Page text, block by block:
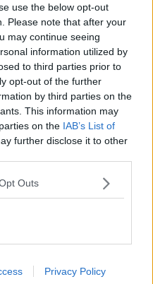
use the below opt-out
Please note that after your
may continue seeing
information utilized by
to third parties prior to
opt-out of the further
by third parties on the
This information may
on the IAB’s List of
further disclose it to other
Outs
Privacy Policy
– Miért
megbeszélsz